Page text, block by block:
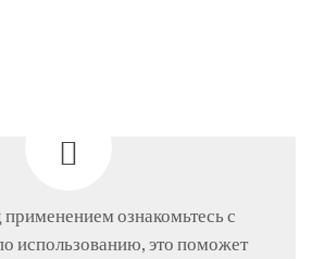
применением ознакомьтесь с
использованию, это поможет